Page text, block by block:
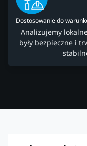
Dostosowanie do
Analizujemy
były bezpieczne i